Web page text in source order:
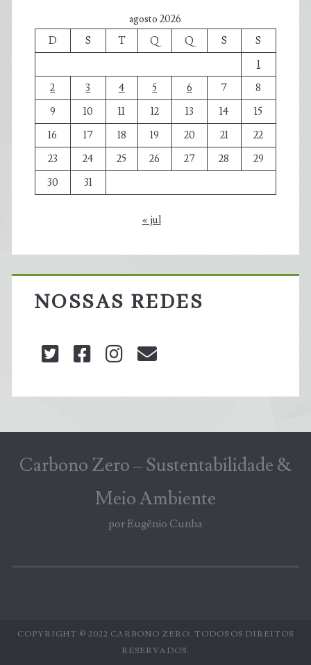
agosto 2026
D
S T Q Q S
S
1
2
3 4 5 6 7
8
9
10 11 12 13 14
15
16
17 18 19 20 21
22
23
24 25 26 27 28
29
30
31
« jul
NOSSAS REDES
twitterfacebookinstagram
Carbono Zero – Sustentabilidade &
Meio Ambiente
por Eugênio Cunha
COPYRIGHT © 2022 CARBONO ZERO. TODOS OS DIREITOS
RESERVADOS.